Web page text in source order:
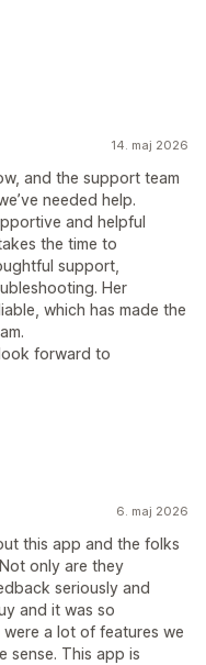
14. maj 2026
and the support team
needed help.
and helpful
the time to
support,
Her
which has made the
forward to
6. maj 2026
this app and the folks
only are they
seriously and
and it was so
a lot of features we
sense. This app is